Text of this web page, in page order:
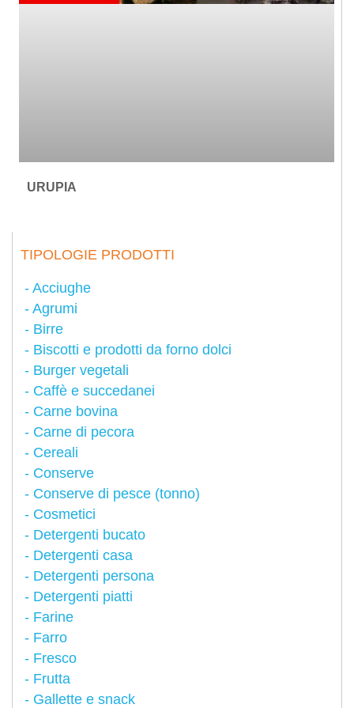
TIPOLOGIE PRODOTTI
Acciughe
Agrumi
Birre
Biscotti e prodotti da forno dolci
Burger vegetali
Caffè e succedanei
Carne bovina
Carne di pecora
Cereali
Conserve
Conserve di pesce (tonno)
Cosmetici
Detergenti bucato
Detergenti casa
Detergenti persona
Detergenti piatti
Farine
Farro
Fresco
Frutta
Gallette e snack
URUPIA